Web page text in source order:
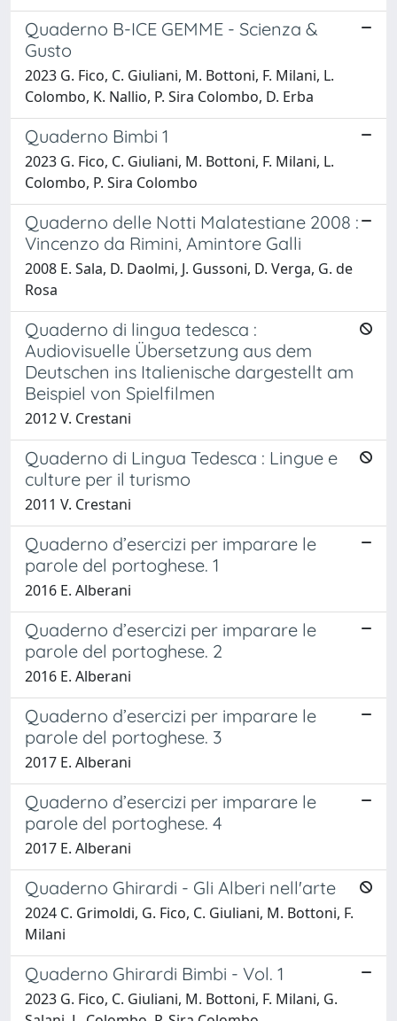
Quaderno B-ICE GEMME - Scienza &
Gusto
2023 G. Fico, C. Giuliani, M. Bottoni, F. Milani, L.
Colombo, K. Nallio, P. Sira Colombo, D. Erba
Quaderno Bimbi 1
2023 G. Fico, C. Giuliani, M. Bottoni, F. Milani, L.
Colombo, P. Sira Colombo
Quaderno delle Notti Malatestiane 2008 :
Vincenzo da Rimini, Amintore Galli
2008 E. Sala, D. Daolmi, J. Gussoni, D. Verga, G. de
Rosa
Quaderno di lingua tedesca :
Audiovisuelle Übersetzung aus dem
Deutschen ins Italienische dargestellt am
Beispiel von Spielfilmen
2012 V. Crestani
Quaderno di Lingua Tedesca : Lingue e
culture per il turismo
2011 V. Crestani
Quaderno d’esercizi per imparare le
parole del portoghese. 1
2016 E. Alberani
Quaderno d’esercizi per imparare le
parole del portoghese. 2
2016 E. Alberani
Quaderno d’esercizi per imparare le
parole del portoghese. 3
2017 E. Alberani
Quaderno d’esercizi per imparare le
parole del portoghese. 4
2017 E. Alberani
Quaderno Ghirardi - Gli Alberi nell'arte
2024 C. Grimoldi, G. Fico, C. Giuliani, M. Bottoni, F.
Milani
Quaderno Ghirardi Bimbi - Vol. 1
2023 G. Fico, C. Giuliani, M. Bottoni, F. Milani, G.